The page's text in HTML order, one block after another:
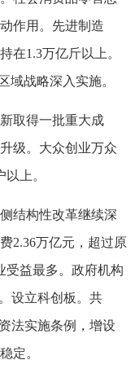
作用。先进制造
在1.3万亿斤以上。
域战略深入实施。
取得一批重大成
级。大众创业万众
上。
结构性改革继续深
2.36万亿元，超过原
受益最多。政府机构
设立科创板。共
法实施条例，增设
定。